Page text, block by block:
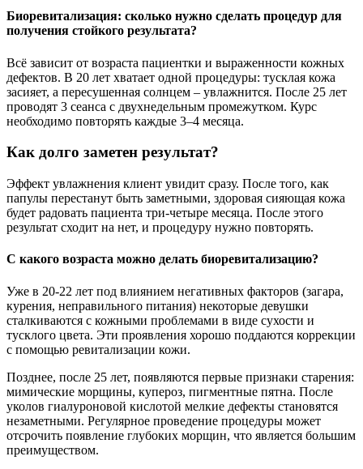
Биоревитализация: сколько нужно сделать процедур для
получения стойкого результата?
Всё зависит от возраста пациентки и выраженности кожных
дефектов. В 20 лет хватает одной процедуры: тусклая кожа
засияет, а пересушенная солнцем – увлажнится. После 25 лет
проводят 3 сеанса с двухнедельным промежутком. Курс
необходимо повторять каждые 3–4 месяца.
Как долго заметен результат?
Эффект увлажнения клиент увидит сразу. После того, как
папулы перестанут быть заметными, здоровая сияющая кожа
будет радовать пациента три-четыре месяца. После этого
результат сходит на нет, и процедуру нужно повторять.
С какого возраста можно делать биоревитализацию?
Уже в 20-22 лет под влиянием негативных факторов (загара,
курения, неправильного питания) некоторые девушки
сталкиваются с кожными проблемами в виде сухости и
тусклого цвета. Эти проявления хорошо поддаются коррекции
с помощью ревитализации кожи.
Позднее, после 25 лет, появляются первые признаки старения:
мимические морщины, купероз, пигментные пятна. После
уколов гиалуроновой кислотой мелкие дефекты становятся
незаметными. Регулярное проведение процедуры может
отсрочить появление глубоких морщин, что является большим
преимуществом.